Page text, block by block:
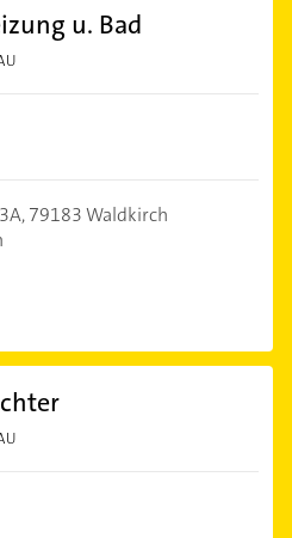
u. Bad
79183 Waldkirch